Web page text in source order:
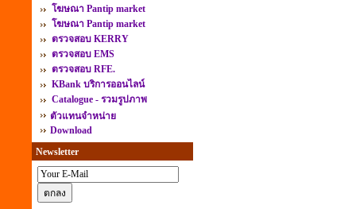
โฆษณา Pantip market
โฆษณา Pantip market
ตรวจสอบ KERRY
ตรวจสอบ EMS
ตรวจสอบ RFE.
KBank บริการออนไลน์
Catalogue - รวมรูปภาพ
ตัวแทนจำหน่าย
Download
Newsletter